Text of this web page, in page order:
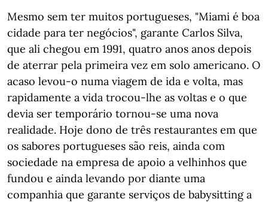
Mesmo sem ter muitos portugueses, "Miami é boa
cidade para ter negócios", garante Carlos Silva,
que ali chegou em 1991, quatro anos anos depois
de aterrar pela primeira vez em solo americano. O
acaso levou-o numa viagem de ida e volta, mas
rapidamente a vida trocou-lhe as voltas e o que
devia ser temporário tornou-se uma nova
realidade. Hoje dono de três restaurantes em que
os sabores portugueses são reis, ainda com
sociedade na empresa de apoio a velhinhos que
fundou e ainda levando por diante uma
companhia que garante serviços de babysitting a